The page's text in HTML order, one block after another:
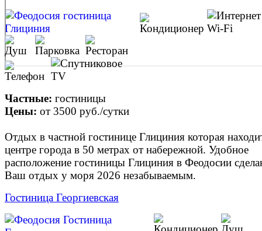
Частные: гостиницы
Цены: от 3500 руб./сутки
Отдых в частной гостинице Глициния которая
центре города в 50 метрах от набережной. Удобное
расположение гостиницы Глициния в Феодосии
Ваш отдых у моря 2026 незабываемым.
Гостиница Георгиевская